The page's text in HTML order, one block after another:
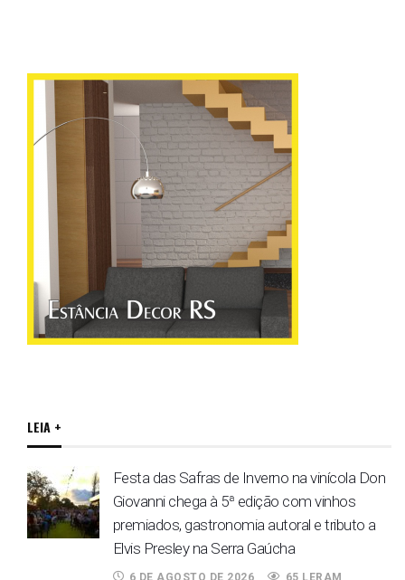
LEIA +
Festa das Safras de Inverno na vinícola Don
Giovanni chega à 5ª edição com vinhos
premiados, gastronomia autoral e tributo a
Elvis Presley na Serra Gaúcha
6 DE AGOSTO DE 2026 65 LERAM